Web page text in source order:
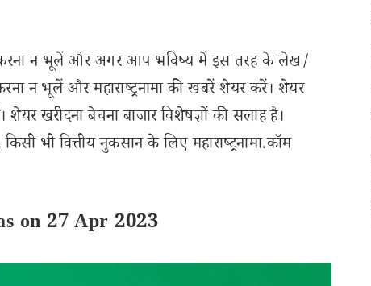
न भूलें और अगर आप भविष्य में इस तरह के लेख/
न भूलें और महाराष्ट्रनामा की खबरें शेयर करें। शेयर
खरीदना बेचना बाजार विशेषज्ञों की सलाह है।
भी वित्तीय नुकसान के लिए महाराष्ट्रनामा.कॉम
on 27 Apr 2023